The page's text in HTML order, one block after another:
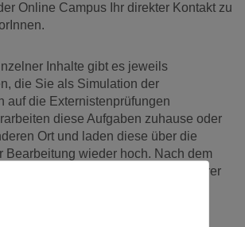
Online Campus Ihr direkter Kontakt zu
Inhalte gibt es jeweils
die Sie als Simulation der
auf die Externistenprüfungen
diese Aufgaben zuhause oder
Ort und laden diese über die
Bearbeitung wieder hoch. Nach dem
ein individuelles Feedback von Ihrer